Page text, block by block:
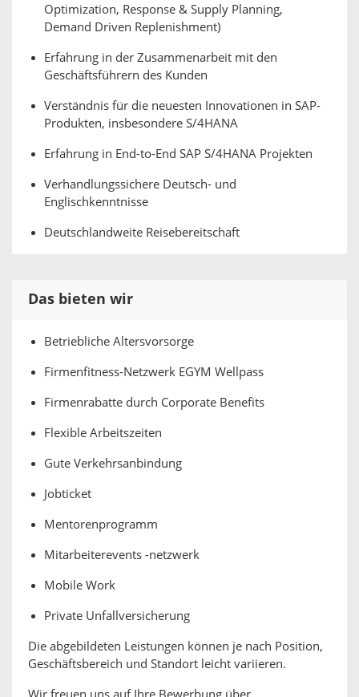
Optimization, Response & Supply Planning,
Demand Driven Replenishment)
Erfahrung in der Zusammenarbeit mit den
Geschäftsführern des Kunden
Verständnis für die neuesten Innovationen in SAP-
Produkten, insbesondere S/4HANA
Erfahrung in End-to-End SAP S/4HANA Projekten
Verhandlungssichere Deutsch- und
Englischkenntnisse
Deutschlandweite Reisebereitschaft
Das bieten wir
Betriebliche Altersvorsorge
Firmenfitness-Netzwerk EGYM Wellpass
Firmenrabatte durch Corporate Benefits
Flexible Arbeitszeiten
Gute Verkehrsanbindung
Jobticket
Mentorenprogramm
Mitarbeiterevents -netzwerk
Mobile Work
Private Unfallversicherung
Die abgebildeten Leistungen können je nach Position,
Geschäftsbereich und Standort leicht variieren.